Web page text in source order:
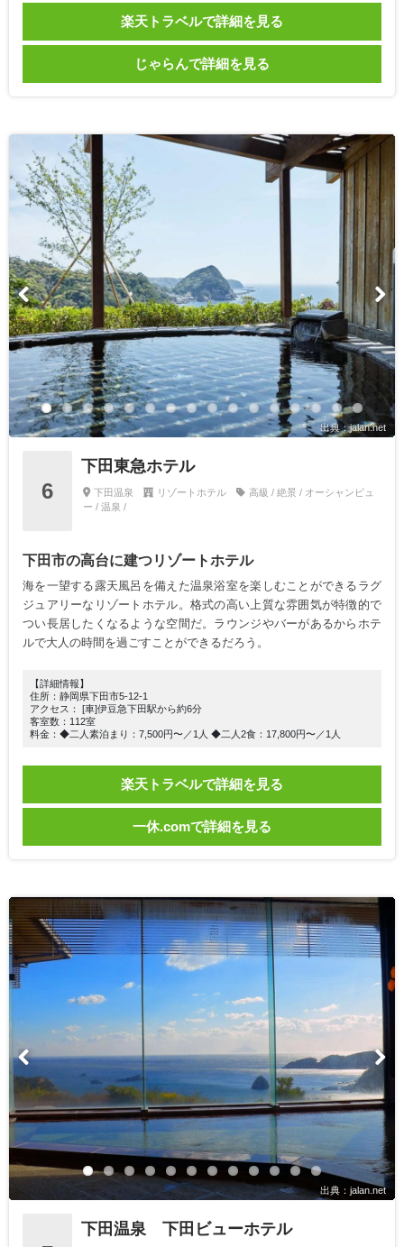
楽天トラベルで詳細を見る
じゃらんで詳細を見る
出典：jalan.net
6
下田東急ホテル
下田温泉 リゾートホテル
高級 / 絶景 / オーシャンビュ
ー / 温泉 /
下田市の高台に建つリゾートホテル
海を一望する露天風呂を備えた温泉浴室を楽しむことができるラグ
ジュアリーなリゾートホテル。格式の高い上質な雰囲気が特徴的で
つい長居したくなるような空間だ。ラウンジやバーがあるからホテ
ルで大人の時間を過ごすことができるだろう。
【詳細情報】
住所：静岡県下田市5-12-1
アクセス： [車]伊豆急下田駅から約6分
客室数：112室
料金：◆二人素泊まり：7,500円〜／1人 ◆二人2食：17,800円〜／1人
楽天トラベルで詳細を見る
一休.comで詳細を見る
出典：jalan.net
下田温泉 下田ビューホテル